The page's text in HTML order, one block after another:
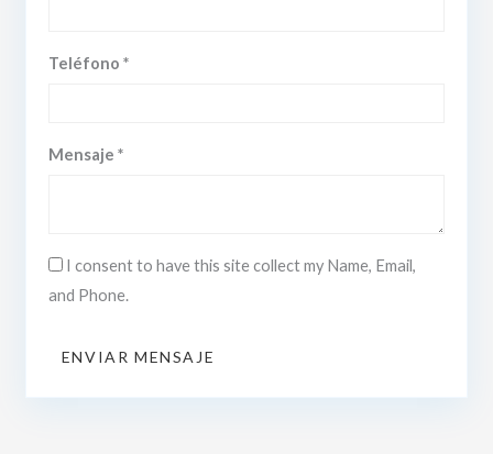
Teléfono *
Mensaje *
I consent to have this site collect my Name, Email,
and Phone.
ENVIAR MENSAJE